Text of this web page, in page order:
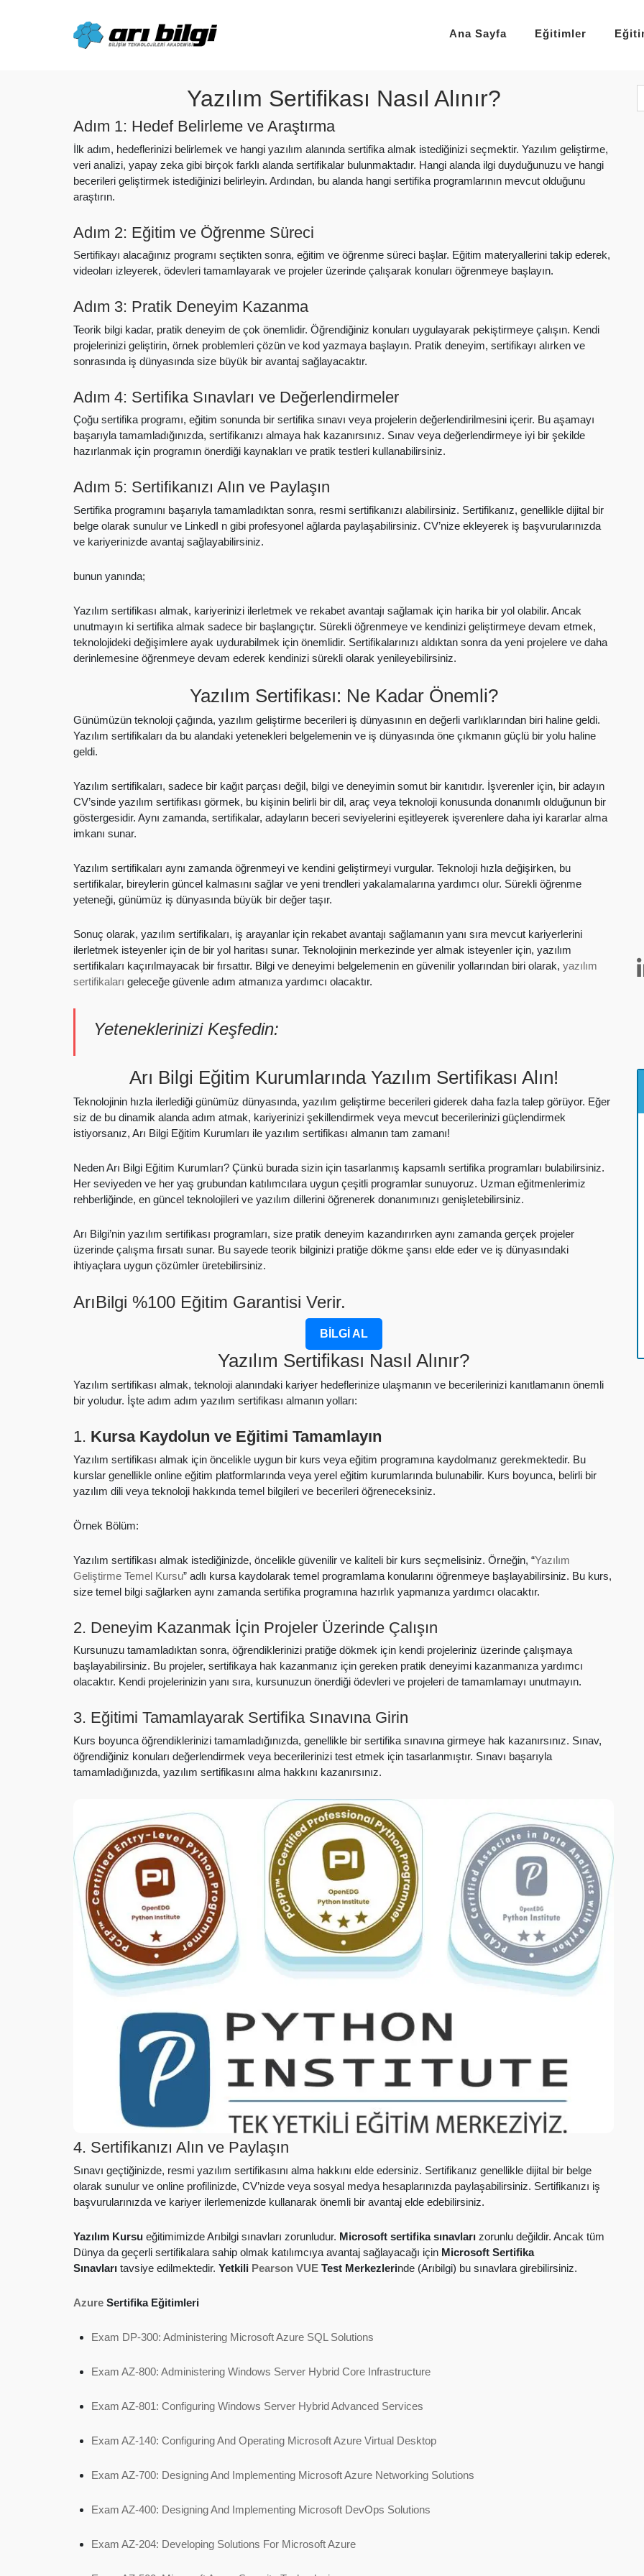
Ana Sayfa Eğitimler
Yazılım Sertifikası Nasıl Alınır?
Adım 1: Hedef Belirleme ve Araştırma
İlk adım, hedeflerinizi belirlemek ve hangi yazılım alanında sertifika almak istediğinizi seçmektir. Yazılım geliştirme,
veri analizi, yapay zeka gibi birçok farklı alanda sertifikalar bulunmaktadır. Hangi alanda ilgi duyduğunuzu ve hangi
becerileri geliştirmek istediğinizi belirleyin. Ardından, bu alanda hangi sertifika programlarının mevcut olduğunu
araştırın.
Adım 2: Eğitim ve Öğrenme Süreci
Sertifikayı alacağınız programı seçtikten sonra, eğitim ve öğrenme süreci başlar. Eğitim materyallerini takip ederek,
videoları izleyerek, ödevleri tamamlayarak ve projeler üzerinde çalışarak konuları öğrenmeye başlayın.
Adım 3: Pratik Deneyim Kazanma
Teorik bilgi kadar, pratik deneyim de çok önemlidir. Öğrendiğiniz konuları uygulayarak pekiştirmeye çalışın. Kendi
projelerinizi geliştirin, örnek problemleri çözün ve kod yazmaya başlayın. Pratik deneyim, sertifikayı alırken ve
sonrasında iş dünyasında size büyük bir avantaj sağlayacaktır.
Adım 4: Sertifika Sınavları ve Değerlendirmeler
Çoğu sertifika programı, eğitim sonunda bir sertifika sınavı veya projelerin değerlendirilmesini içerir. Bu aşamayı
başarıyla tamamladığınızda, sertifikanızı almaya hak kazanırsınız. Sınav veya değerlendirmeye iyi bir şekilde
hazırlanmak için programın önerdiği kaynakları ve pratik testleri kullanabilirsiniz.
Adım 5: Sertifikanızı Alın ve Paylaşın
Sertifika programını başarıyla tamamladıktan sonra, resmi sertifikanızı alabilirsiniz. Sertifikanız, genellikle dijital bir
belge olarak sunulur ve LinkedI n gibi profesyonel ağlarda paylaşabilirsiniz. CV’nize ekleyerek iş başvurularınızda
ve kariyerinizde avantaj sağlayabilirsiniz.
bunun yanında;
Yazılım sertifikası almak, kariyerinizi ilerletmek ve rekabet avantajı sağlamak için harika bir yol olabilir. Ancak
unutmayın ki sertifika almak sadece bir başlangıçtır. Sürekli öğrenmeye ve kendinizi geliştirmeye devam etmek,
teknolojideki değişimlere ayak uydurabilmek için önemlidir. Sertifikalarınızı aldıktan sonra da yeni projelere ve daha
derinlemesine öğrenmeye devam ederek kendinizi sürekli olarak yenileyebilirsiniz.
Yazılım Sertifikası: Ne Kadar Önemli?
Günümüzün teknoloji çağında, yazılım geliştirme becerileri iş dünyasının en değerli varlıklarından biri haline geldi.
Yazılım sertifikaları da bu alandaki yetenekleri belgelemenin ve iş dünyasında öne çıkmanın güçlü bir yolu haline
geldi.
Yazılım sertifikaları, sadece bir kağıt parçası değil, bilgi ve deneyimin somut bir kanıtıdır. İşverenler için, bir adayın
CV’sinde yazılım sertifikası görmek, bu kişinin belirli bir dil, araç veya teknoloji konusunda donanımlı olduğunun bir
göstergesidir. Aynı zamanda, sertifikalar, adayların beceri seviyelerini eşitleyerek işverenlere daha iyi kararlar alma
imkanı sunar.
Yazılım sertifikaları aynı zamanda öğrenmeyi ve kendini geliştirmeyi vurgular. Teknoloji hızla değişirken, bu
sertifikalar, bireylerin güncel kalmasını sağlar ve yeni trendleri yakalamalarına yardımcı olur. Sürekli öğrenme
yeteneği, günümüz iş dünyasında büyük bir değer taşır.
Sonuç olarak, yazılım sertifikaları, iş arayanlar için rekabet avantajı sağlamanın yanı sıra mevcut kariyerlerini
ilerletmek isteyenler için de bir yol haritası sunar. Teknolojinin merkezinde yer almak isteyenler için, yazılım
sertifikaları kaçırılmayacak bir fırsattır. Bilgi ve deneyimi belgelemenin en güvenilir yollarından biri olarak, yazılım
sertifikaları geleceğe güvenle adım atmanıza yardımcı olacaktır.
Yeteneklerinizi Keşfedin:
Arı Bilgi Eğitim Kurumlarında Yazılım Sertifikası Alın!
Teknolojinin hızla ilerlediği günümüz dünyasında, yazılım geliştirme becerileri giderek daha fazla talep görüyor. Eğer
siz de bu dinamik alanda adım atmak, kariyerinizi şekillendirmek veya mevcut becerilerinizi güçlendirmek
istiyorsanız, Arı Bilgi Eğitim Kurumları ile yazılım sertifikası almanın tam zamanı!
Neden Arı Bilgi Eğitim Kurumları? Çünkü burada sizin için tasarlanmış kapsamlı sertifika programları bulabilirsiniz.
Her seviyeden ve her yaş grubundan katılımcılara uygun çeşitli programlar sunuyoruz. Uzman eğitmenlerimiz
rehberliğinde, en güncel teknolojileri ve yazılım dillerini öğrenerek donanımınızı genişletebilirsiniz.
Arı Bilgi’nin yazılım sertifikası programları, size pratik deneyim kazandırırken aynı zamanda gerçek projeler
üzerinde çalışma fırsatı sunar. Bu sayede teorik bilginizi pratiğe dökme şansı elde eder ve iş dünyasındaki
ihtiyaçlara uygun çözümler üretebilirsiniz.
ArıBilgi %100 Eğitim Garantisi Verir.
BİLGİ AL
Yazılım Sertifikası Nasıl Alınır?
Yazılım sertifikası almak, teknoloji alanındaki kariyer hedeflerinize ulaşmanın ve becerilerinizi kanıtlamanın önemli
bir yoludur. İşte adım adım yazılım sertifikası almanın yolları:
1. Kursa Kaydolun ve Eğitimi Tamamlayın
Yazılım sertifikası almak için öncelikle uygun bir kurs veya eğitim programına kaydolmanız gerekmektedir. Bu
kurslar genellikle online eğitim platformlarında veya yerel eğitim kurumlarında bulunabilir. Kurs boyunca, belirli bir
yazılım dili veya teknoloji hakkında temel bilgileri ve becerileri öğreneceksiniz.
Örnek Bölüm:
Yazılım sertifikası almak istediğinizde, öncelikle güvenilir ve kaliteli bir kurs seçmelisiniz. Örneğin, “Yazılım
Geliştirme Temel Kursu” adlı kursa kaydolarak temel programlama konularını öğrenmeye başlayabilirsiniz. Bu kurs,
size temel bilgi sağlarken aynı zamanda sertifika programına hazırlık yapmanıza yardımcı olacaktır.
2. Deneyim Kazanmak İçin Projeler Üzerinde Çalışın
Kursunuzu tamamladıktan sonra, öğrendiklerinizi pratiğe dökmek için kendi projeleriniz üzerinde çalışmaya
başlayabilirsiniz. Bu projeler, sertifikaya hak kazanmanız için gereken pratik deneyimi kazanmanıza yardımcı
olacaktır. Kendi projelerinizin yanı sıra, kursunuzun önerdiği ödevleri ve projeleri de tamamlamayı unutmayın.
3. Eğitimi Tamamlayarak Sertifika Sınavına Girin
Kurs boyunca öğrendiklerinizi tamamladığınızda, genellikle bir sertifika sınavına girmeye hak kazanırsınız. Sınav,
öğrendiğiniz konuları değerlendirmek veya becerilerinizi test etmek için tasarlanmıştır. Sınavı başarıyla
tamamladığınızda, yazılım sertifikasını alma hakkını kazanırsınız.
4. Sertifikanızı Alın ve Paylaşın
Sınavı geçtiğinizde, resmi yazılım sertifikasını alma hakkını elde edersiniz. Sertifikanız genellikle dijital bir belge
olarak sunulur ve online profilinizde, CV’nizde veya sosyal medya hesaplarınızda paylaşabilirsiniz. Sertifikanızı iş
başvurularınızda ve kariyer ilerlemenizde kullanarak önemli bir avantaj elde edebilirsiniz.
Yazılım Kursu eğitimimizde Arıbilgi sınavları zorunludur. Microsoft sertifika sınavları zorunlu değildir. Ancak tüm
Dünya da geçerli sertifikalara sahip olmak katılımcıya avantaj sağlayacağı için Microsoft Sertifika
Sınavları tavsiye edilmektedir. Yetkili Pearson VUE Test Merkezlerinde (Arıbilgi) bu sınavlara girebilirsiniz.
Azure Sertifika Eğitimleri
Exam DP-300: Administering Microsoft Azure SQL Solutions
Exam AZ-800: Administering Windows Server Hybrid Core Infrastructure
Exam AZ-801: Configuring Windows Server Hybrid Advanced Services
Exam AZ-140: Configuring And Operating Microsoft Azure Virtual Desktop
Exam AZ-700: Designing And Implementing Microsoft Azure Networking Solutions
Exam AZ-400: Designing And Implementing Microsoft DevOps Solutions
Exam AZ-204: Developing Solutions For Microsoft Azure